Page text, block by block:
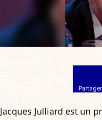
Jacques Julliard est un